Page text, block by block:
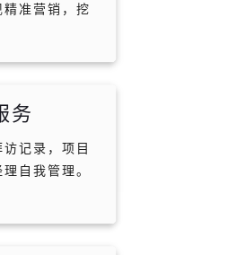
准营销，挖
务
记录，项目
自我管理。